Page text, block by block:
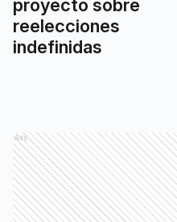
proyecto sobre
reelecciones
indefinidas
Ads